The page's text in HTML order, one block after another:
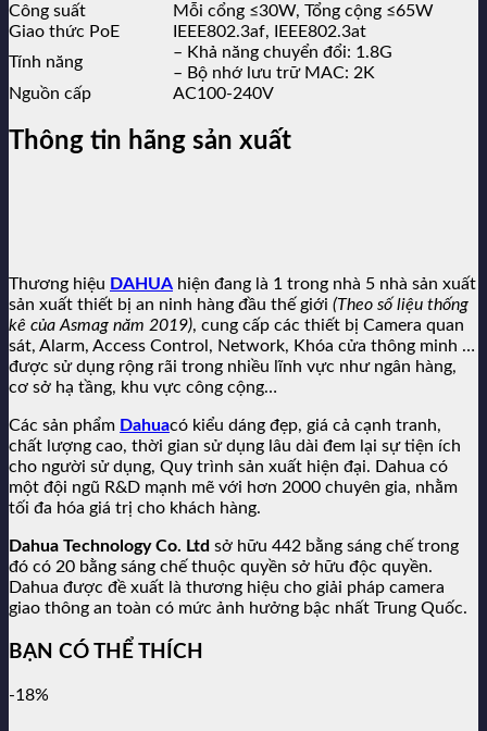
Công suất
Mỗi cổng ≤30W, Tổng cộng ≤65W
Giao thức PoE
IEEE802.3af, IEEE802.3at
Tính năng
– Khả năng chuyển đổi: 1.8G
– Bộ nhớ lưu trữ MAC: 2K
Nguồn cấp
AC100-240V
Thông tin hãng sản xuất
Thương hiệu DAHUA hiện đang là 1 trong nhà 5 nhà sản xuất
sản xuất thiết bị an ninh hàng đầu thế giới (Theo số liệu thống
kê của Asmag năm 2019), cung cấp các thiết bị Camera quan
sát, Alarm, Access Control, Network, Khóa cửa thông minh …
được sử dụng rộng rãi trong nhiều lĩnh vực như ngân hàng,
cơ sở hạ tầng, khu vực công cộng…
Các sản phẩm Dahuacó kiểu dáng đẹp, giá cả cạnh tranh,
chất lượng cao, thời gian sử dụng lâu dài đem lại sự tiện ích
cho người sử dụng, Quy trình sản xuất hiện đại. Dahua có
một đội ngũ R&D mạnh mẽ với hơn 2000 chuyên gia, nhằm
tối đa hóa giá trị cho khách hàng.
Dahua Technology Co. Ltd sở hữu 442 bằng sáng chế trong
đó có 20 bằng sáng chế thuộc quyền sở hữu độc quyền.
Dahua được đề xuất là thương hiệu cho giải pháp camera
giao thông an toàn có mức ảnh hưởng bậc nhất Trung Quốc.
BẠN CÓ THỂ THÍCH
-18%